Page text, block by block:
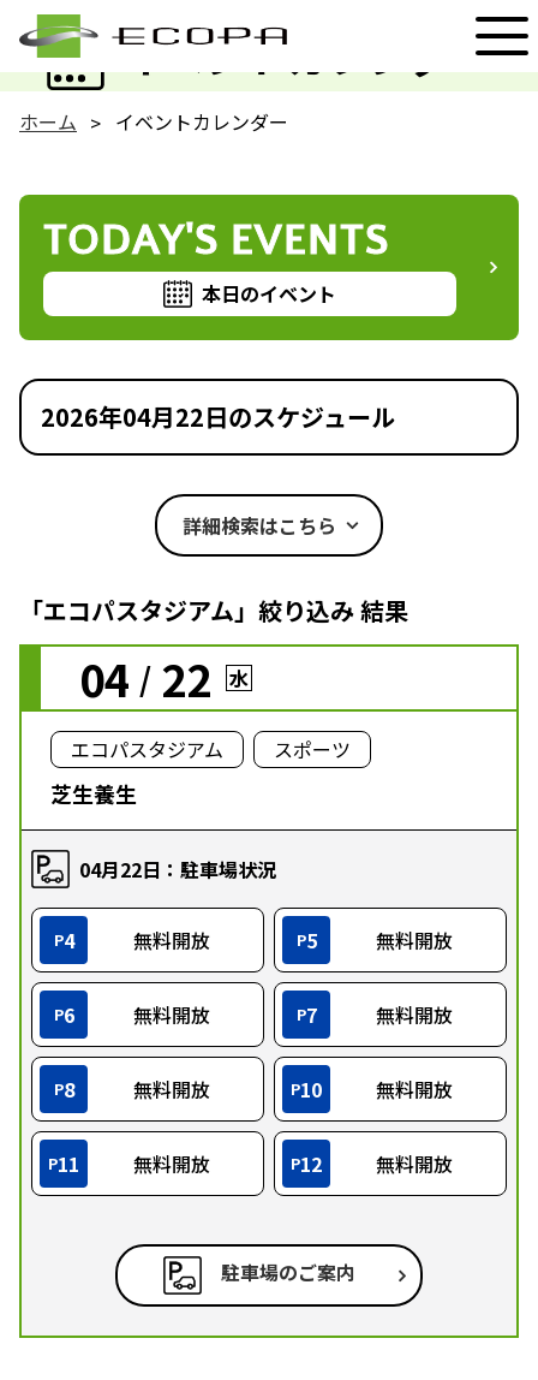
イベントカレンダー
EVENT
ホーム イベントカレンダー
TODAY'S EVENTS
本日のイベント
2026年04月22日のスケジュール
詳細検索はこちら
「エコパスタジアム」絞り込み 結果
04 / 22 水
エコパスタジアム スポーツ
芝生養生
04月22日：駐車場状況
P4 無料開放 P5 無料開放
P6 無料開放 P7 無料開放
P8 無料開放 P10 無料開放
P11 無料開放 P12 無料開放
駐車場のご案内